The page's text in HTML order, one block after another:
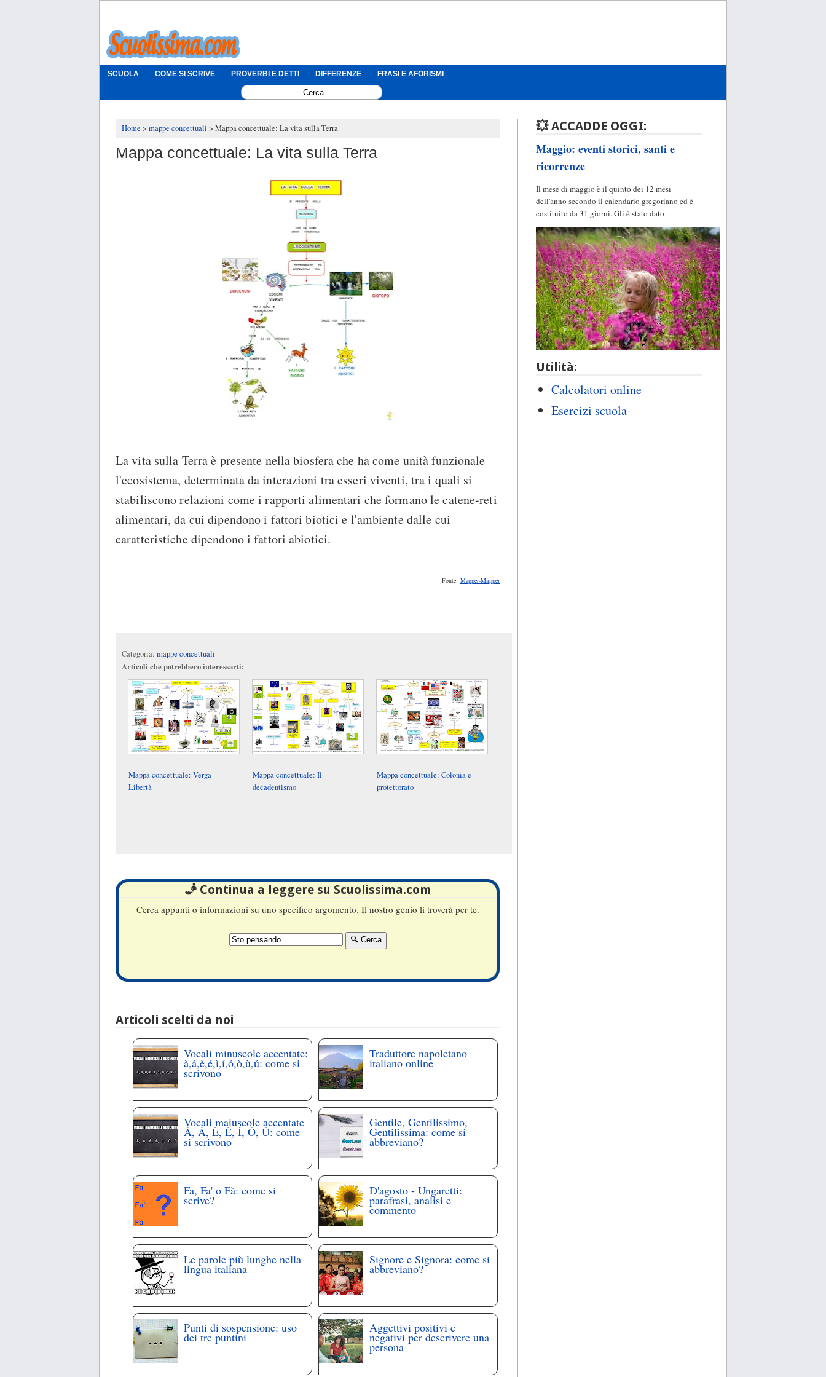
SCUOLA COME SI SCRIVE PROVERBI E DETTI DIFFERENZE FRASI E AFORISMI
Home mappe concettuali Mappa concettuale: La vita sulla Terra
Mappa concettuale: La vita sulla Terra
La vita sulla Terra è presente nella biosfera che ha come unità funzionale
l'ecosistema, determinata da interazioni tra esseri viventi, tra i quali si
stabiliscono relazioni come i rapporti alimentari che formano le catene-reti
alimentari, da cui dipendono i fattori biotici e l'ambiente dalle cui
caratteristiche dipendono i fattori abiotici.
Fonte: Mapper-Mapper
Categoria: mappe concettuali
Articoli che potrebbero interessarti:
Mappa concettuale: Verga -
Libertà
Mappa concettuale: Il
decadentismo
Mappa concettuale: Colonia e
protettorato
🧞 Continua a leggere su Scuolissima.com
Cerca appunti o informazioni su uno specifico argomento. Il nostro genio li troverà per te.
Articoli scelti da noi
Vocali minuscole accentate:
à,á,è,é,ì,í,ó,ò,ù,ú: come si
scrivono
Traduttore napoletano
italiano online
Vocali maiuscole accentate
À, Á, È, É, Ì, Ò, Ù: come
si scrivono
Gentile, Gentilissimo,
Gentilissima: come si
abbreviano?
Fa, Fa' o Fà: come si
scrive?
D'agosto - Ungaretti:
parafrasi, analisi e
commento
Le parole più lunghe nella
lingua italiana
Signore e Signora: come si
abbreviano?
Punti di sospensione: uso
dei tre puntini
Aggettivi positivi e
negativi per descrivere una
persona
💥 ACCADDE OGGI:
Maggio: eventi storici, santi e
ricorrenze
Il mese di maggio è il quinto dei 12 mesi
dell'anno secondo il calendario gregoriano ed è
costituito da 31 giorni. Gli è stato dato ...
Utilità:
Calcolatori online
Esercizi scuola